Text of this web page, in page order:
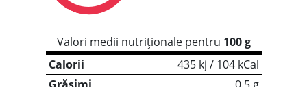
Valori medii nutriționale pentru 100 g
Calorii
435 kj / 104 kCal